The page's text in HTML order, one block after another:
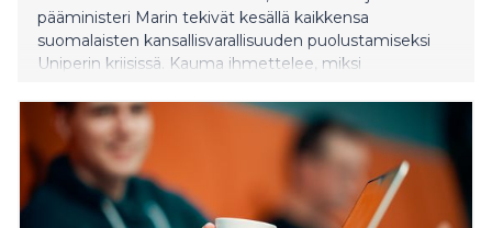
pääministeri Marin tekivät kesällä kaikkensa
suomalaisten kansallisvarallisuuden puolustamiseksi
Uniperin kriisissä. Kauma ihmettelee, miksi